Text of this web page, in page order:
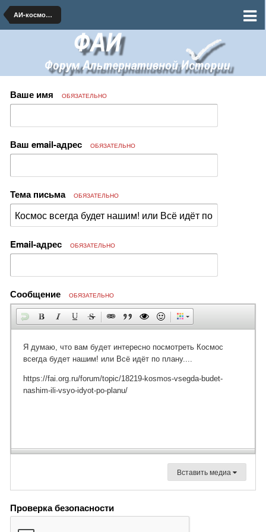
АИ-космонавтика и ракетная техника
Ваше имя ОБЯЗАТЕЛЬНО
Ваш email-адрес ОБЯЗАТЕЛЬНО
Тема письма ОБЯЗАТЕЛЬНО
Email-адрес ОБЯЗАТЕЛЬНО
Сообщение ОБЯЗАТЕЛЬНО
Вставить медиа
Проверка безопасности